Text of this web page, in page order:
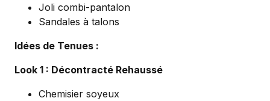
Joli combi-pantalon
Sandales à talons
Idées de Tenues :
Look 1 : Décontracté Rehaussé
Chemisier soyeux